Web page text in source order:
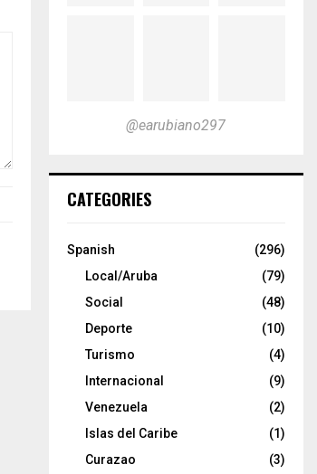
@earubiano297
CATEGORIES
Spanish
(296)
Local/Aruba
(79)
Social
(48)
Deporte
(10)
Turismo
(4)
Internacional
(9)
Venezuela
(2)
Islas del Caribe
(1)
Curazao
(3)